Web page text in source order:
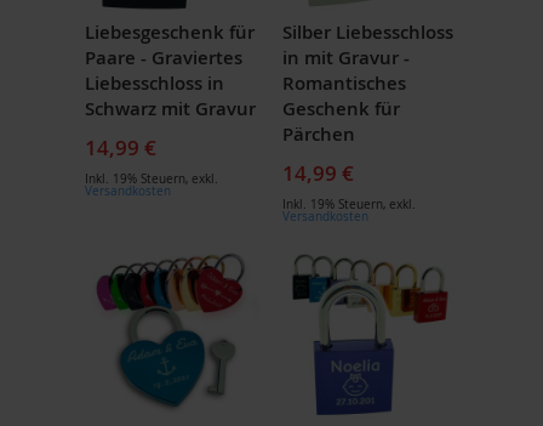
Liebesgeschenk für
Paare - Graviertes
Liebesschloss in
Schwarz mit Gravur
14,99 €
Inkl. 19% Steuern, exkl.
Versandkosten
Silber Liebesschloss
in mit Gravur -
Romantisches
Geschenk für
Pärchen
14,99 €
Inkl. 19% Steuern, exkl.
Versandkosten